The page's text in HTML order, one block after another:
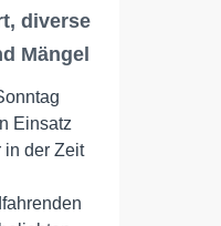
diverse
Mängel
Einsatz
in der Zeit